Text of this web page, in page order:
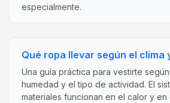
especialmente.
Qué ropa llevar según el clima
Una guía práctica para vestirte
humedad y el tipo de actividad. El
materiales funcionan en el calor y